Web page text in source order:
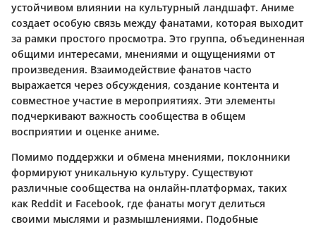
устойчивом влиянии на культурный ландшафт. Аниме
создает особую связь между фанатами, которая выходит
за рамки простого просмотра. Это группа, объединенная
общими интересами, мнениями и ощущениями от
произведения. Взаимодействие фанатов часто
выражается через обсуждения, создание контента и
совместное участие в мероприятиях. Эти элементы
подчеркивают важность сообщества в общем
восприятии и оценке аниме.
Помимо поддержки и обмена мнениями, поклонники
формируют уникальную культуру. Существуют
различные сообщества на онлайн-платформах, таких
как Reddit и Facebook, где фанаты могут делиться
своими мыслями и размышлениями. Подобные